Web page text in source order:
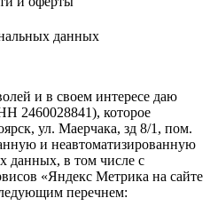
данных
и в своем интересе даю
2460028841), которое
ул. Маерчака, зд 8/1, пом.
и неавтоматизированную
данных, в том числе с
«Яндекс Метрика на сайте
перечнем: